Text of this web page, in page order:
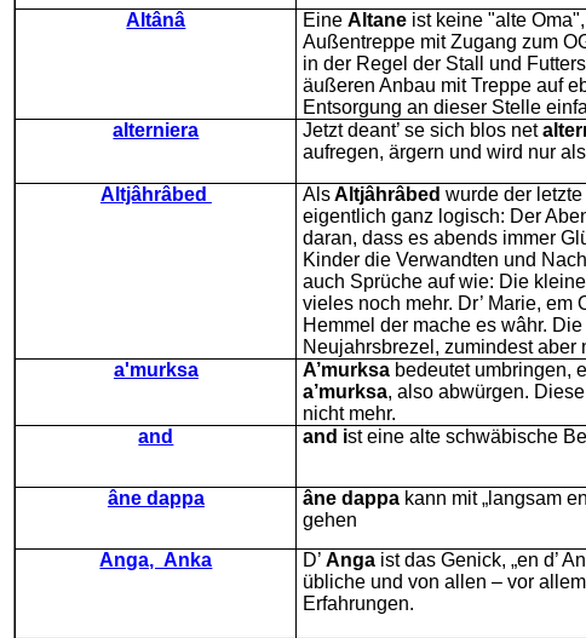
Altânâ
EineAltane ist keine "alte
Außentreppe mit Zugang zum
in der Regel der Stall und
äußeren Anbau mit Treppe auf
Entsorgung an dieser Stelle
alterniera
Jetzt deant’ se sich blos net
aufregen, ärgern und wird nur
Altjâhrâbed AlsAltjâhrâbedwurde der
eigentlich ganz logisch: Der
daran, dass es abends immer
Kinder die Verwandten und
auch Sprüche auf wie: Die
vieles noch mehr. Dr’ Marie, em
Hemmel der mache es wâhr.
Neujahrsbrezel, zumindest
a'murksa
A’murksa bedeutet umbringen,
a’murksa, also abwürgen.
nicht mehr.
and
and ist eine alte schwäbische
âne dappa âne dappa kann mit „langsam
gehen
Anga, Anka
D’Anga ist das Genick, „en d’
übliche und von allen – vor
Erfahrungen.